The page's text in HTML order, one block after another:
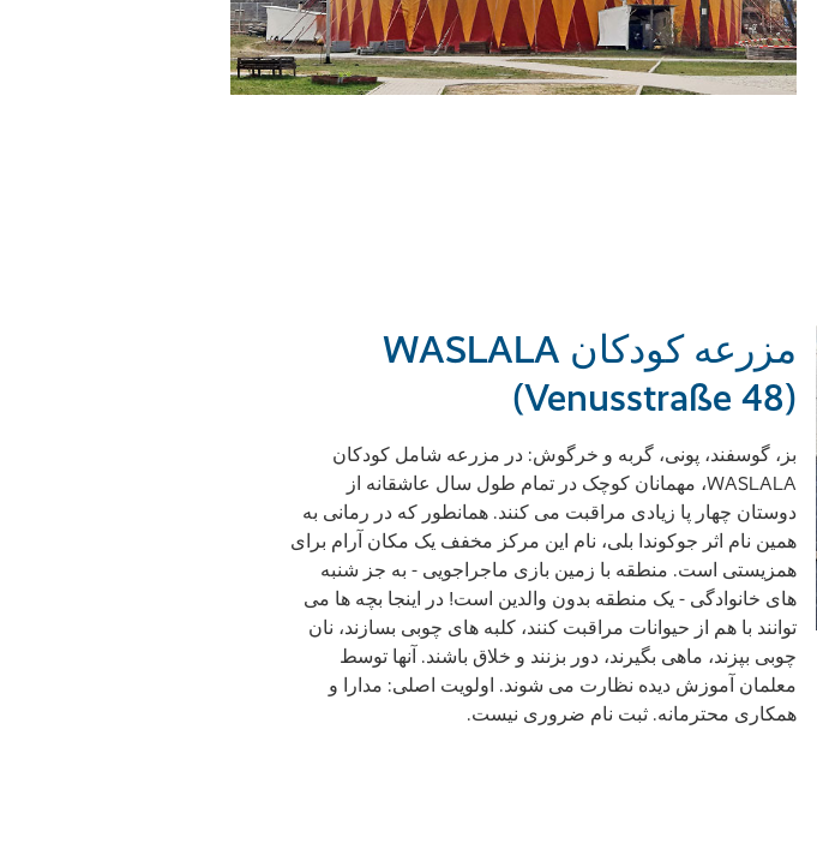
مزرعه کودکان WASLALA
(Venusstraße 48)
بز، گوسفند، پونی، گربه و خرگوش: در مزرعه شامل کودکان
WASLALA، مهمانان کوچک در تمام طول سال عاشقانه از
دوستان چهار پا زیادی مراقبت می کنند. همانطور که در رمانی به
همین نام اثر جوکوندا بلی، نام این مرکز مخفف یک مکان آرام برای
همزیستی است. منطقه با زمین بازی ماجراجویی - به جز شنبه
های خانوادگی - یک منطقه بدون والدین است! در اینجا بچه ها می
توانند با هم از حیوانات مراقبت کنند، کلبه های چوبی بسازند، نان
چوبی بپزند، ماهی بگیرند، دور بزنند و خلاق باشند. آنها توسط
معلمان آموزش دیده نظارت می شوند. اولویت اصلی: مدارا و
همکاری محترمانه. ثبت نام ضروری نیست.